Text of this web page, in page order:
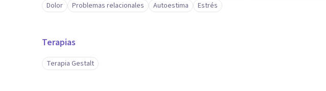
Dolor
Problemas relacionales Autoestima Estrés
Terapias
Terapia Gestalt